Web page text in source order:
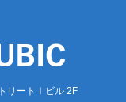
リートⅠビル 2F